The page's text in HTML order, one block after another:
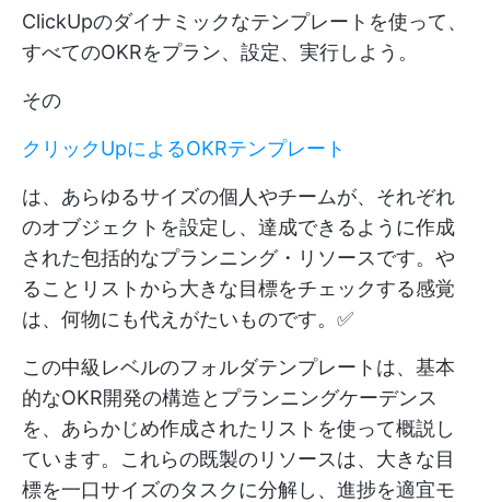
ClickUpのダイナミックなテンプレートを使って、
すべてのOKRをプラン、設定、実行しよう。
その
クリックUpによるOKRテンプレート
は、あらゆるサイズの個人やチームが、それぞれ
のオブジェクトを設定し、達成できるように作成
された包括的なプランニング・リソースです。や
ることリストから大きな目標をチェックする感覚
は、何物にも代えがたいものです。✅
この中級レベルのフォルダテンプレートは、基本
的なOKR開発の構造とプランニングケーデンス
を、あらかじめ作成されたリストを使って概説し
ています。これらの既製のリソースは、大きな目
標を一口サイズのタスクに分解し、進捗を適宜モ